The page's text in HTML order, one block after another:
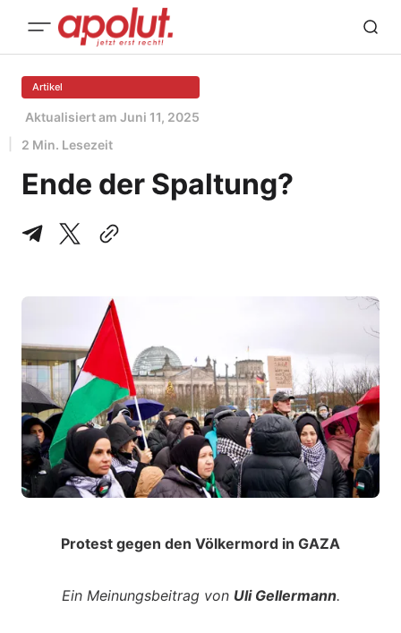
Artikel
Aktualisiert am Juni 11, 2025
2 Min. Lesezeit
Ende der Spaltung?
Protest gegen den Völkermord in GAZA
Ein Meinungsbeitrag von Uli Gellermann.